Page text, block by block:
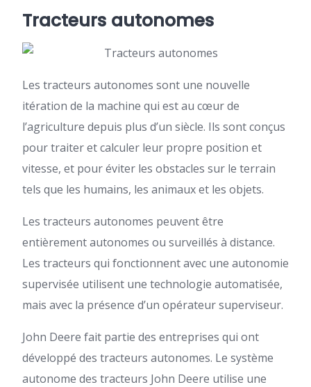
Tracteurs autonomes
Les tracteurs autonomes sont une nouvelle
itération de la machine qui est au cœur de
l’agriculture depuis plus d’un siècle. Ils sont conçus
pour traiter et calculer leur propre position et
vitesse, et pour éviter les obstacles sur le terrain
tels que les humains, les animaux et les objets.
Les tracteurs autonomes peuvent être
entièrement autonomes ou surveillés à distance.
Les tracteurs qui fonctionnent avec une autonomie
supervisée utilisent une technologie automatisée,
mais avec la présence d’un opérateur superviseur.
John Deere fait partie des entreprises qui ont
développé des tracteurs autonomes. Le système
autonome des tracteurs John Deere utilise une